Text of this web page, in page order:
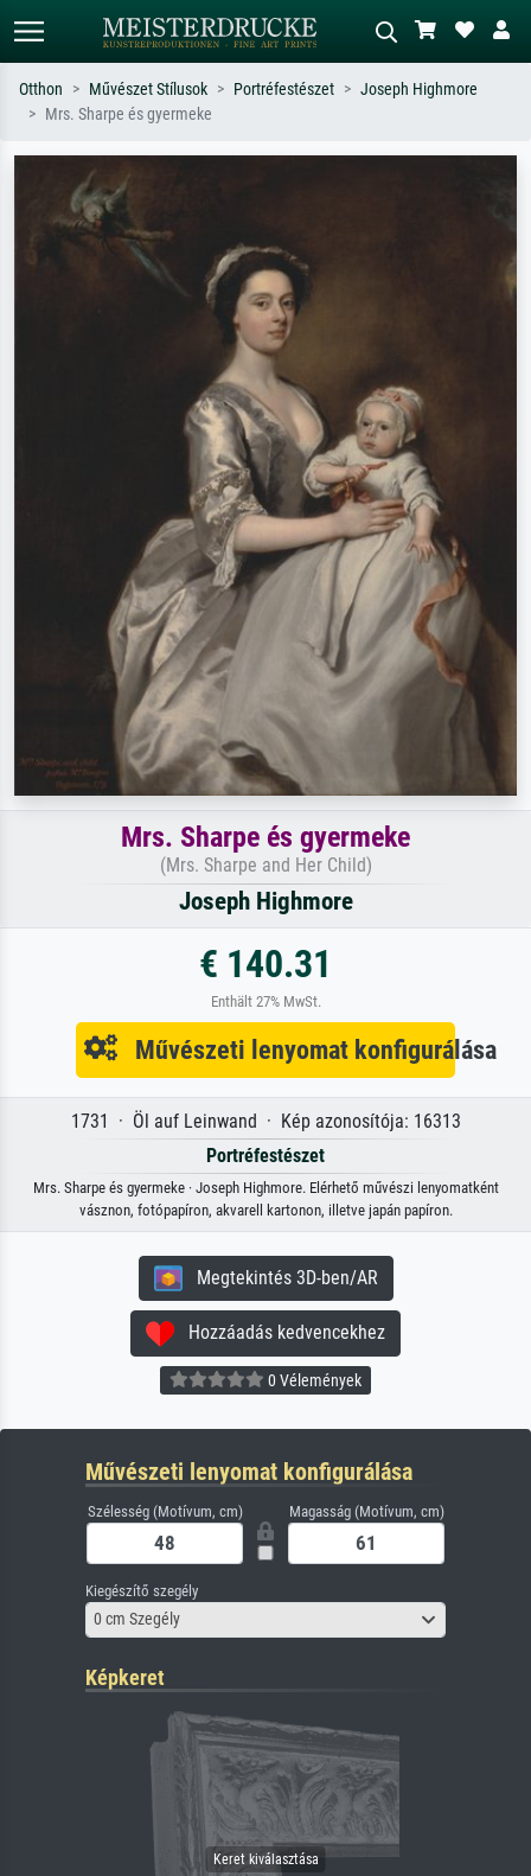
Keressen művész, műcím vagy stílus
szerint – pl. Monet, Csillagos éj,
impresszionizmus, Hokusai-hullám,
akt.
Otthon Művészet Stílusok Portréfestészet
Joseph Highmore
Mrs. Sharpe és gyermeke
Mrs. Sharpe és gyermeke
(Mrs. Sharpe and Her Child)
Joseph Highmore
€ 140.31
Enthält 27% MwSt.
Művészeti lenyomat konfigurálása
1731 · Öl auf Leinwand · Kép azonosítója: 16313
Portréfestészet
Mrs. Sharpe és gyermeke · Joseph Highmore. Elérhető művészi lenyomatként
vásznon, fotópapíron, akvarell kartonon, illetve japán papíron.
Megtekintés 3D-ben/AR
Hozzáadás kedvencekhez
0 Vélemények
Művészeti lenyomat konfigurálása
Szélesség (Motívum, cm) Magasság (Motívum, cm)
Kiegészítő szegély
0 cm Szegély
Képkeret